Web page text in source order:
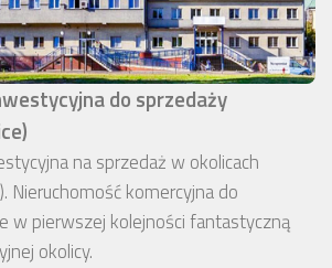
do sprzedaży
na sprzedaż w okolicach
Nieruchomość komercyjna do
w pierwszej kolejności fantastyczną
okolicy.